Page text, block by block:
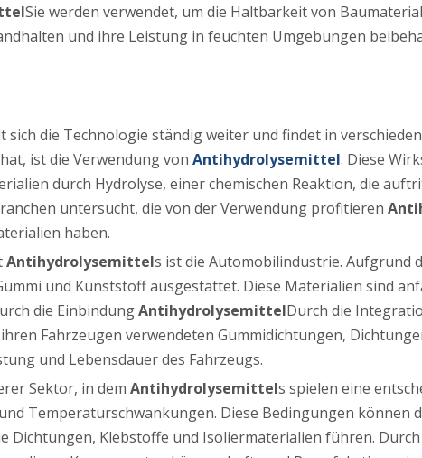
Sie werden verwendet, um die Haltbarkeit von
und ihre Leistung in feuchten Umgebungen
die Technologie ständig weiter und findet in
ist die Verwendung von Antihydrolysemittel. Diese
durch Hydrolyse, einer chemischen Reaktion, die
untersucht, die von der Verwendung profitieren
haben.
Antihydrolysemittels ist die Automobilindustrie. Aufgrund
und Kunststoff ausgestattet. Diese Materialien sind
die EinbindungAntihydrolysemittelDurch die
Fahrzeugen verwendeten Gummidichtungen,
und Lebensdauer des Fahrzeugs.
Sektor, in dem Antihydrolysemittels spielen eine
Temperaturschwankungen. Diese Bedingungen können
Dichtungen, Klebstoffe und Isoliermaterialien führen.